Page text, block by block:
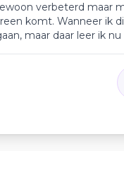
verbeterd maar
komt. Wanneer ik
maar daar leer ik nu